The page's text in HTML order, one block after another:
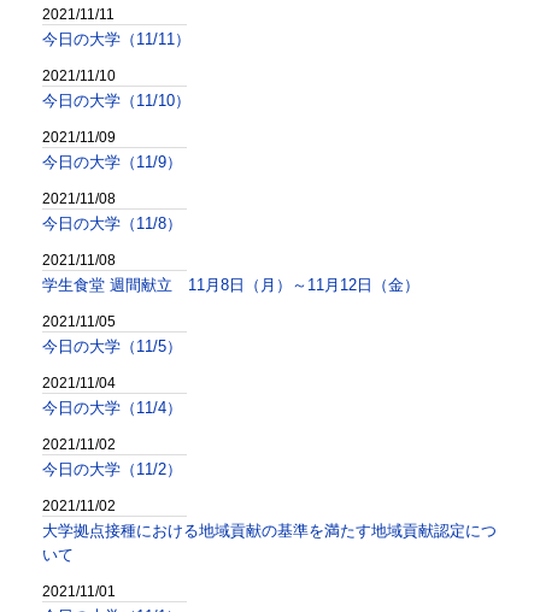
2021/11/11
今日の大学（11/11）
2021/11/10
今日の大学（11/10）
2021/11/09
今日の大学（11/9）
2021/11/08
今日の大学（11/8）
2021/11/08
学生食堂 週間献立 11月8日（月）～11月12日（金）
2021/11/05
今日の大学（11/5）
2021/11/04
今日の大学（11/4）
2021/11/02
今日の大学（11/2）
2021/11/02
大学拠点接種における地域貢献の基準を満たす地域貢献認定につ
いて
2021/11/01